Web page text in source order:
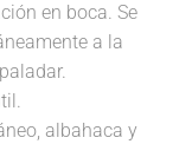
en boca. Se
a la
albahaca y